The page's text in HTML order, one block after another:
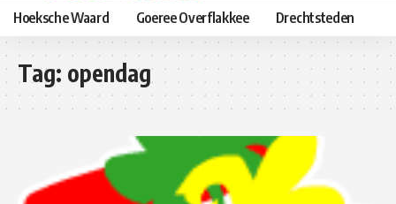
Hoeksche Waard Goeree Overflakkee Drechtsteden
Tag: opendag